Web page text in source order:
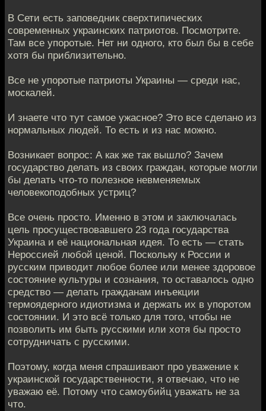
В Сети есть заповедник сверхтипических
современных украинских патриотов. Посмотрите.
Там все упоротые. Нет ни одного, кто был бы в себе
хотя бы приблизительно.
Все не упоротые патриоты Украины — среди нас,
москалей.
И знаете что тут самое ужасное? Это все сделано из
нормальных людей. То есть и из нас можно.
Возникает вопрос: А как же так вышло? Зачем
государство делать из своих граждан, которые могли
бы делать что-то полезное невменяемых
человекоподобных устриц?
Все очень просто. Именно в этом и заключалась
цель просуществовавшего 23 года государства
Украина и её национальная идея. То есть — стать
Нероссией любой ценой. Поскольку к России и
русским приводит любое более или менее здоровое
состояние культуры и сознания, то оставалось одно
средство — делать гражданам инъекции
термоядерного идиотизма и держать их в упоротом
состоянии. И это всё только для того, чтобы не
позволить им быть русскими или хотя бы просто
сотрудничать с русскими.
Поэтому, когда меня спрашивают про уважение к
украинской государственности, я отвечаю, что не
уважаю её. Потому что самоубийц уважать не за
что.